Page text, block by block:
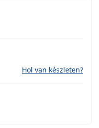
Hol van készleten?